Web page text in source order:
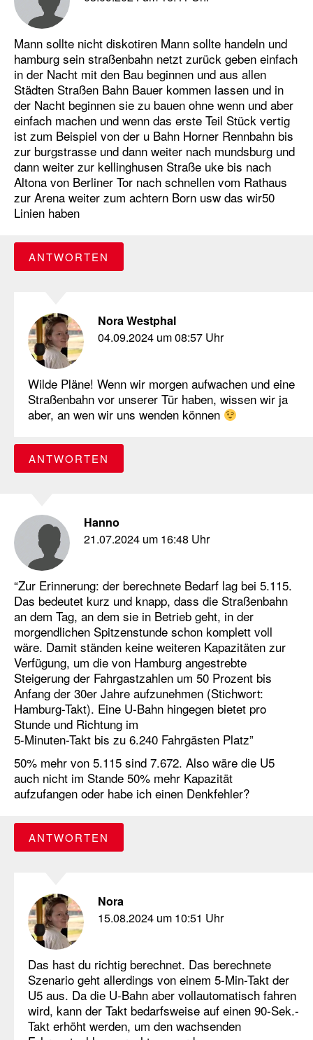
Mann sollte nicht diskotiren Mann sollte handeln und
hamburg sein straßenbahn netzt zurück geben einfach
in der Nacht mit den Bau beginnen und aus allen
Städten Straßen Bahn Bauer kommen lassen und in
der Nacht beginnen sie zu bauen ohne wenn und aber
einfach machen und wenn das erste Teil Stück vertig
ist zum Beispiel von der u Bahn Horner Rennbahn bis
zur burgstrasse und dann weiter nach mundsburg und
dann weiter zur kellinghusen Straße uke bis nach
Altona von Berliner Tor nach schnellen vom Rathaus
zur Arena weiter zum achtern Born usw das wir50
Linien haben
ANTWORTEN
Nora Westphal
04.09.2024 um 08:57 Uhr
Wilde Pläne! Wenn wir morgen aufwachen und eine
Straßenbahn vor unserer Tür haben, wissen wir ja
aber, an wen wir uns wenden können
ANTWORTEN
Hanno
21.07.2024 um 16:48 Uhr
“Zur Erinnerung: der berechnete Bedarf lag bei 5.115.
Das bedeutet kurz und knapp, dass die Straßenbahn
an dem Tag, an dem sie in Betrieb geht, in der
morgendlichen Spitzenstunde schon komplett voll
wäre. Damit ständen keine weiteren Kapazitäten zur
Verfügung, um die von Hamburg angestrebte
Steigerung der Fahrgastzahlen um 50 Prozent bis
Anfang der 30er Jahre aufzunehmen (Stichwort:
Hamburg-Takt). Eine U-Bahn hingegen bietet pro
Stunde und Richtung im
5-Minuten-Takt bis zu 6.240 Fahrgästen Platz”
50% mehr von 5.115 sind 7.672. Also wäre die U5
auch nicht im Stande 50% mehr Kapazität
aufzufangen oder habe ich einen Denkfehler?
ANTWORTEN
Nora
15.08.2024 um 10:51 Uhr
Das hast du richtig berechnet. Das berechnete
Szenario geht allerdings von einem 5-Min-Takt der
U5 aus. Da die U-Bahn aber vollautomatisch fahren
wird, kann der Takt bedarfsweise auf einen 90-Sek.-
Takt erhöht werden, um den wachsenden